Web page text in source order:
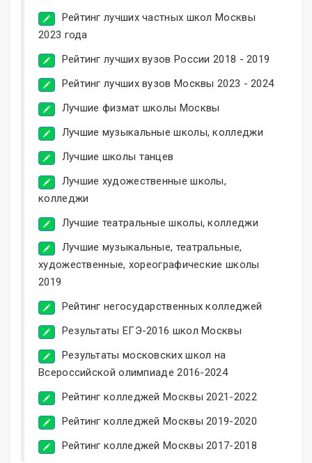
Рейтинг лучших частных школ Москвы
2023 года
Рейтинг лучших вузов России 2018 - 2019
Рейтинг лучших вузов Москвы 2023 - 2024
Лучшие физмат школы Москвы
Лучшие музыкальные школы, колледжи
Лучшие школы танцев
Лучшие художественные школы,
колледжи
Лучшие театральные школы, колледжи
Лучшие музыкальные, театральные,
художественные, хореографические школы
2019
Рейтинг негосударственных колледжей
Результаты ЕГЭ-2016 школ Москвы
Результаты московских школ на
Всероссийской олимпиаде 2016-2024
Рейтинг колледжей Москвы 2021-2022
Рейтинг колледжей Москвы 2019-2020
Рейтинг колледжей Москвы 2017-2018